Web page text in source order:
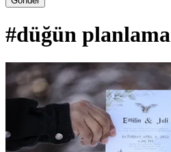
#düğün planlama